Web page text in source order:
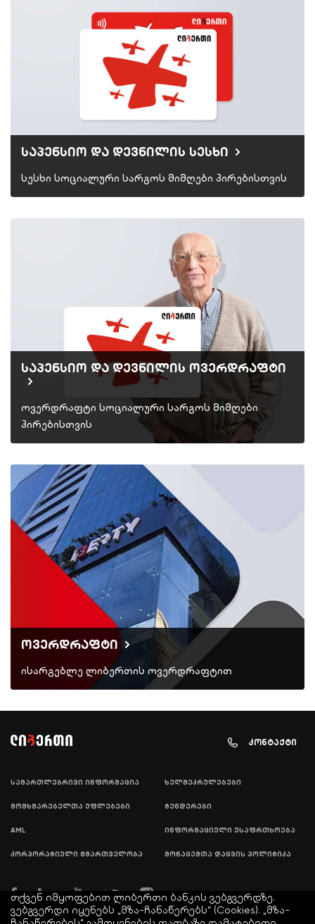
საპენსიო და დევნილის სესხი
სესხი სოციალური სარგოს მიმღები პირებისთვის
საპენსიო და დევნილის ოვერდრაფტი
ოვერდრაფტი სოციალური სარგოს მიმღები
პირებისთვის
ოვერდრაფტი
ისარგებლე ლიბერთის ოვერდრაფტით
კონტაქტი
სამართლებრივი ინფორმაცია ხელშეკრულებები
მომხმარებელთა უფლებები ტენდერები
AML ინფორმაციული უსაფრთხოება
კორპორატიული მმართველობა მონაცემთა დაცვის პოლიტიკა
თქვენ იმყოფებით ლიბერთი ბანკის ვებგვერდზე.
ვებგვერდი იყენებს „მზა-ჩანაწერებს“ (Cookies). „მზა-